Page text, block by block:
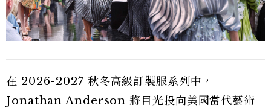
在 2026-2027 秋冬高級訂製服系列中，
Jonathan Anderson 將目光投向美國當代藝術